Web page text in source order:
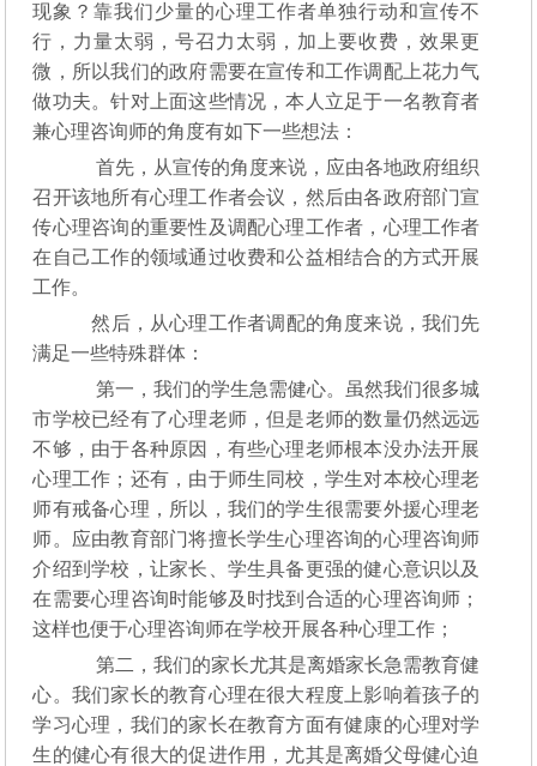
现象？靠我们少量的心理工作者单独行动和宣传不
行，力量太弱，号召力太弱，加上要收费，效果更
微，所以我们的政府需要在宣传和工作调配上花力气
做功夫。针对上面这些情况，本人立足于一名教育者
兼心理咨询师的角度有如下一些想法：
首先，从宣传的角度来说，应由各地政府组织
召开该地所有心理工作者会议，然后由各政府部门宣
传心理咨询的重要性及调配心理工作者，心理工作者
在自己工作的领域通过收费和公益相结合的方式开展
工作。
然后，从心理工作者调配的角度来说，我们先
满足一些特殊群体：
第一，我们的学生急需健心。虽然我们很多城
市学校已经有了心理老师，但是老师的数量仍然远远
不够，由于各种原因，有些心理老师根本没办法开展
心理工作；还有，由于师生同校，学生对本校心理老
师有戒备心理，所以，我们的学生很需要外援心理老
师。应由教育部门将擅长学生心理咨询的心理咨询师
介绍到学校，让家长、学生具备更强的健心意识以及
在需要心理咨询时能够及时找到合适的心理咨询师；
这样也便于心理咨询师在学校开展各种心理工作；
第二，我们的家长尤其是离婚家长急需教育健
心。我们家长的教育心理在很大程度上影响着孩子的
学习心理，我们的家长在教育方面有健康的心理对学
生的健心有很大的促进作用，尤其是离婚父母健心迫